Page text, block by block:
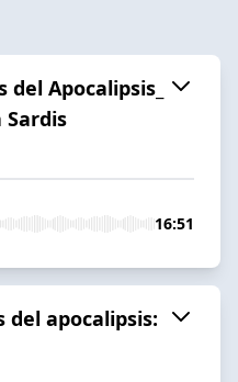
del Apocalipsis_
Sardis
16:51
del apocalipsis: